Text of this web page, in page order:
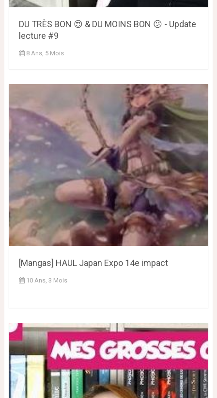
DU TRÈS BON 😍 & DU MOINS BON 😕 - Update
lecture #9
8 Ans, 5 Mois
[Mangas] HAUL Japan Expo 14e impact
10 Ans, 3 Mois